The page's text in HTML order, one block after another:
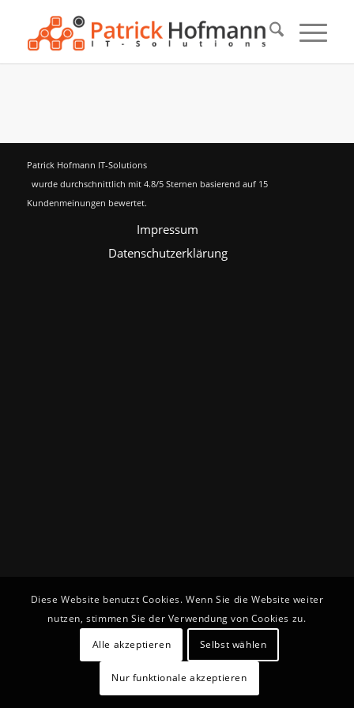
Patrick Hofmann IT-Solutions
wurde durchschnittlich mit 4.8/5 Sternen basierend auf 15
Kundenmeinungen bewertet.
Impressum
Datenschutzerklärung
Diese Website benutzt Cookies. Wenn Sie die Website weiter
nutzen, stimmen Sie der Verwendung von Cookies zu.
Alle akzeptieren
Selbst wählen
Nur funktionale akzeptieren